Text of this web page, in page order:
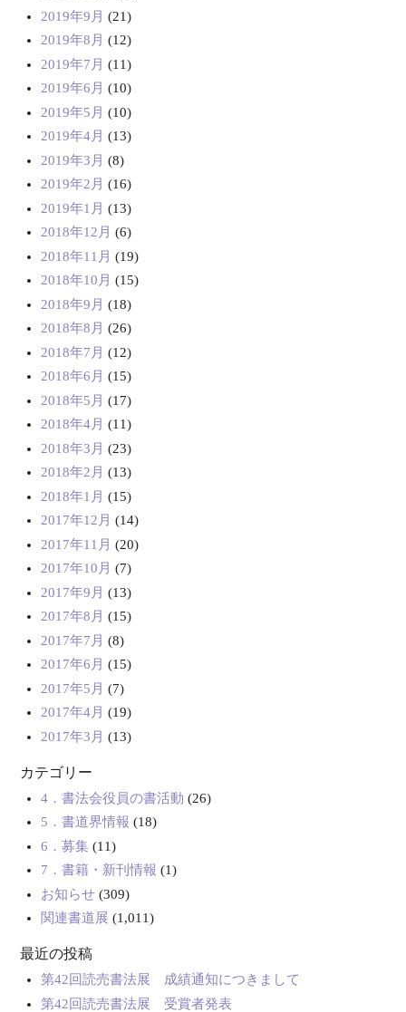
2019年9月 (21)
2019年8月 (12)
2019年7月 (11)
2019年6月 (10)
2019年5月 (10)
2019年4月 (13)
2019年3月 (8)
2019年2月 (16)
2019年1月 (13)
2018年12月 (6)
2018年11月 (19)
2018年10月 (15)
2018年9月 (18)
2018年8月 (26)
2018年7月 (12)
2018年6月 (15)
2018年5月 (17)
2018年4月 (11)
2018年3月 (23)
2018年2月 (13)
2018年1月 (15)
2017年12月 (14)
2017年11月 (20)
2017年10月 (7)
2017年9月 (13)
2017年8月 (15)
2017年7月 (8)
2017年6月 (15)
2017年5月 (7)
2017年4月 (19)
2017年3月 (13)
カテゴリー
4．書法会役員の書活動 (26)
5．書道界情報 (18)
6．募集(11)
7．書籍・新刊情報 (1)
お知らせ(309)
関連書道展 (1,011)
最近の投稿
第42回読売書法展 成績通知につきまして
第42回読売書法展 受賞者発表